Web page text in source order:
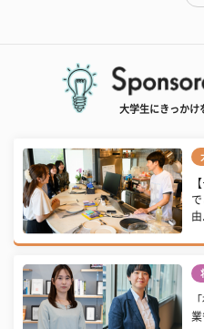
大学生にきっかけ
由
業